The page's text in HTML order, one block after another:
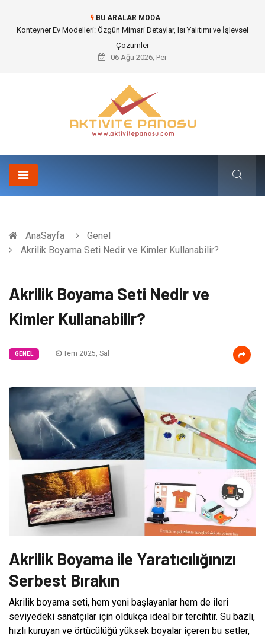
BU ARALAR MODA
Konteyner Ev Modelleri: Özgün Mimari Detaylar, Isı Yalıtımı ve İşlevsel
Çözümler
06 Ağu 2026, Per
AnaSayfa
Genel
Akrilik Boyama Seti Nedir ve Kimler Kullanabilir?
Akrilik Boyama Seti Nedir ve
Kimler Kullanabilir?
GENEL Tem 2025, Sal
Akrilik Boyama ile Yaratıcılığınızı
Serbest Bırakın
Akrilik boyama seti, hem yeni başlayanlar hem de ileri
seviyedeki sanatçılar için oldukça ideal bir tercihtir. Su bazlı,
hızlı kuruyan ve örtücülüğü yüksek boyalar içeren bu setler,